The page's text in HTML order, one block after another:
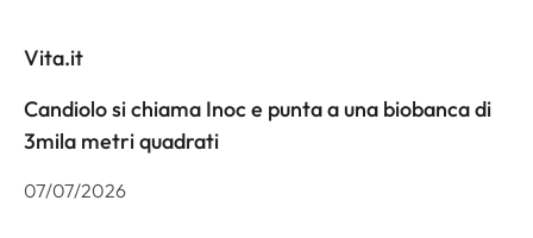
Vita.it
Candiolo si chiama Inoc e punta a una biobanca di
3mila metri quadrati
07/07/2026